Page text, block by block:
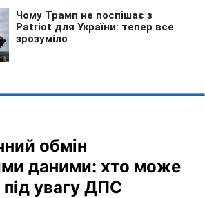
обмін
даними: хто може
увагу ДПС